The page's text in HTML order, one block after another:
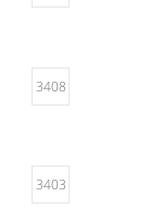
3408
3403